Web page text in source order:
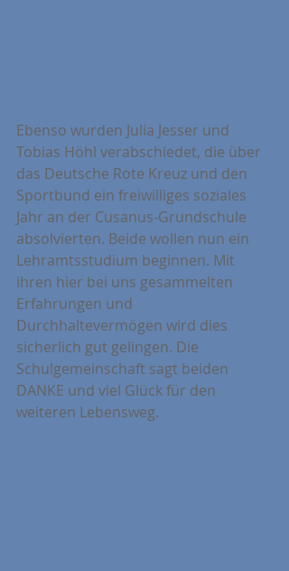
Ebenso wurden Julia Jesser und
Tobias Höhl verabschiedet, die über
das Deutsche Rote Kreuz und den
Sportbund ein freiwilliges soziales
Jahr an der Cusanus-Grundschule
absolvierten. Beide wollen nun ein
Lehramtsstudium beginnen. Mit
ihren hier bei uns gesammelten
Erfahrungen und
Durchhaltevermögen wird dies
sicherlich gut gelingen. Die
Schulgemeinschaft sagt beiden
DANKE und viel Glück für den
weiteren Lebensweg.